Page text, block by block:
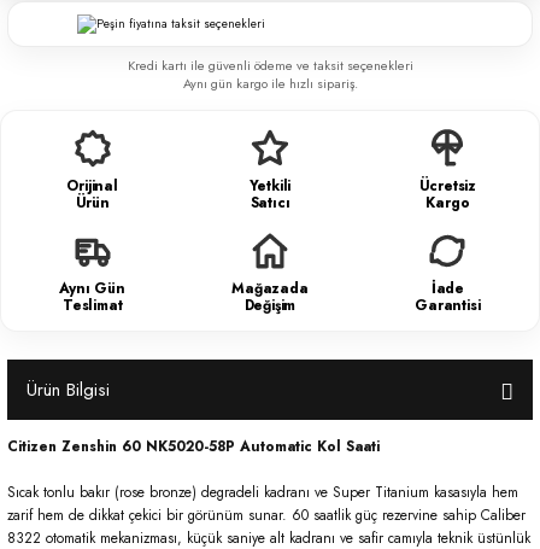
Kredi kartı ile güvenli ödeme ve taksit seçenekleri
Aynı gün kargo ile hızlı sipariş.
Orijinal
Ürün
Yetkili
Satıcı
Ücretsiz
Kargo
Aynı Gün
Teslimat
Mağazada
Değişim
İade
Garantisi
Ürün Bilgisi
Citizen Zenshin 60 NK5020-58P Automatic Kol Saati
Sıcak tonlu bakır (rose bronze) degradeli kadranı ve Super Titanium kasasıyla hem
zarif hem de dikkat çekici bir görünüm sunar. 60 saatlik güç rezervine sahip Caliber
8322 otomatik mekanizması, küçük saniye alt kadranı ve safir camıyla teknik üstünlük